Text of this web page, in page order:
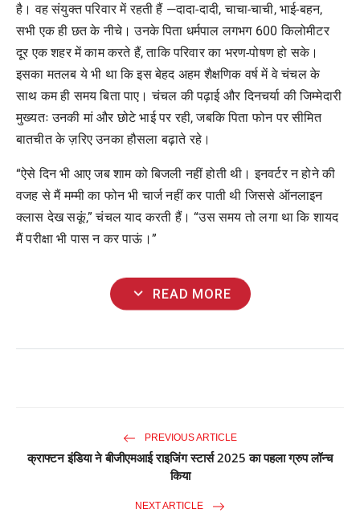
है। वह संयुक्त परिवार में रहती हैं—दादा-दादी,चाचा-चाची, भाई-बहन,
सभी एक ही छत के नीचे। उनके पिता धर्मपाल लगभग600किलोमीटर
दूर एक शहर में काम करते हैं,ताकि परिवार का भरण-पोषण हो सके।
इसका मतलब ये भी था कि इस बेहद अहम शैक्षणिक वर्ष में वे चंचल के
साथ कम ही समय बिता पाए। चंचल की पढ़ाई और दिनचर्या की जिम्मेदारी
मुख्यतः उनकी मां और छोटे भाई पर रही,जबकि पिता फोन पर सीमित
बातचीत के ज़रिए उनका हौसला बढ़ाते रहे।
“ऐसे दिन भी आए जब शाम को बिजली नहीं होती थी। इनवर्टर न होने की
वजह से मैं मम्मी का फोन भी चार्ज नहीं कर पाती थी जिससे ऑनलाइन
क्लास देख सकूं,”चंचल याद करती हैं। “उस समय तो लगा था कि शायद
मैं परीक्षा भी पास न कर पाऊं। ”
expand_more READ MORE
PREVIOUS ARTICLE
क्राफ्टन इंडिया ने बीजीएमआई राइजिंग स्टार्स 2025 का पहला ग्रुप लॉन्च
किया
NEXT ARTICLE